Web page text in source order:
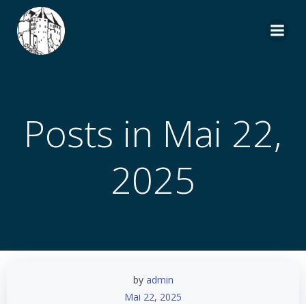
Posts in Mai 22,
2025
by admin
Mai 22, 2025